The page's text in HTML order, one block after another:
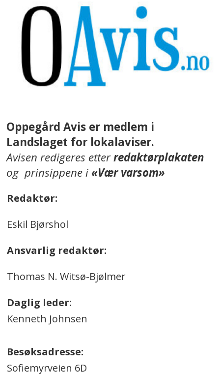
Oppegård Avis er medlem i
Landslaget for lokalaviser.
Avisen redigeres etterredaktørplakaten
og prinsippene i«Vær varsom»
Redaktør:
Eskil Bjørshol
Ansvarlig redaktør:
Thomas N. Witsø-Bjølmer
Daglig leder:
Kenneth Johnsen
Besøksadresse:
Sofiemyrveien 6D